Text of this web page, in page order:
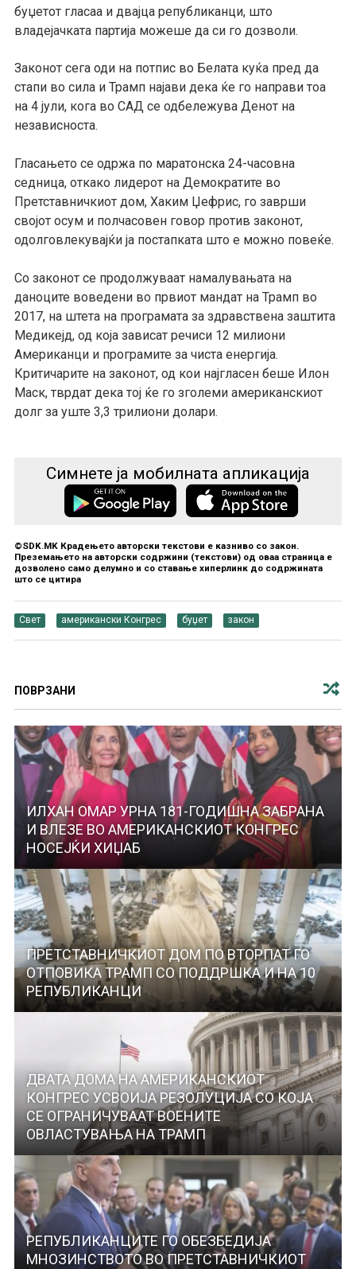
буџетот гласаа и двајца републиканци, што
владејачката партија можеше да си го дозволи.
Законот сега оди на потпис во Белата куќа пред да
стапи во сила и Трамп најави дека ќе го направи тоа
на 4 јули, кога во САД се одбележува Денот на
независноста.
Гласањето се одржа по маратонска 24-часовна
седница, откако лидерот на Демократите во
Претставничкиот дом, Хаким Џефрис, го заврши
својот осум и полчасовен говор против законот,
одолговлекувајќи ја постапката што е можно повеќе.
Со законот се продолжуваат намалувањата на
даноците воведени во првиот мандат на Трамп во
2017, на штета на програмата за здравствена заштита
Медикејд, од која зависат речиси 12 милиони
Американци и програмите за чиста енергија.
Критичарите на законот, од кои најгласен беше Илон
Маск, тврдат дека тој ќе го зголеми американскиот
долг за уште 3,3 трилиони долари.
Симнете ја мобилната апликација
©SDK.MK Крадењето авторски текстови е казниво со закон.
Преземањето на авторски содржини (текстови) од оваа страница е
дозволено само делумно и со ставање хиперлинк до содржината
што се цитира
Свет американски Конгрес буџет закон
ПОВРЗАНИ
ИЛХАН ОМАР УРНА 181-ГОДИШНА ЗАБРАНА
И ВЛЕЗЕ ВО АМЕРИКАНСКИОТ КОНГРЕС
НОСЕЈЌИ ХИЏАБ
ПРЕТСТАВНИЧКИОТ ДОМ ПО ВТОРПАТ ГО
ОТПОВИКА ТРАМП СО ПОДДРШКА И НА 10
РЕПУБЛИКАНЦИ
ДВАТА ДОМА НА АМЕРИКАНСКИОТ
КОНГРЕС УСВОИЈА РЕЗОЛУЦИЈА СО КОЈА
СЕ ОГРАНИЧУВААТ ВОЕНИТЕ
ОВЛАСТУВАЊА НА ТРАМП
РЕПУБЛИКАНЦИТЕ ГО ОБЕЗБЕДИЈА
МНОЗИНСТВОТО ВО ПРЕТСТАВНИЧКИОТ